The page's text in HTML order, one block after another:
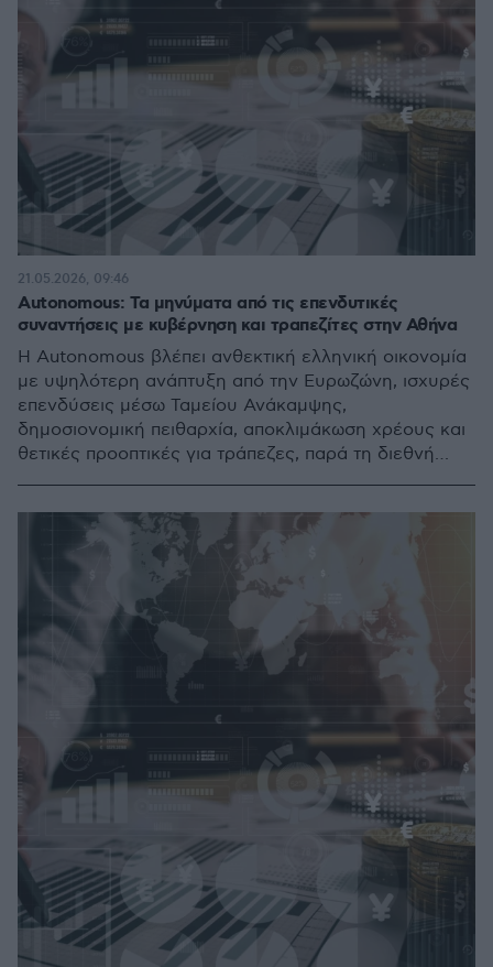
Autonomous: Τα μηνύματα από τις επενδυτικές
συναντήσεις με κυβέρνηση και τραπεζίτες στην Αθήνα
Η Autonomous βλέπει ανθεκτική ελληνική οικονομία
με υψηλότερη ανάπτυξη από την Ευρωζώνη, ισχυρές
επενδύσεις μέσω Ταμείου Ανάκαμψης,
δημοσιονομική πειθαρχία, αποκλιμάκωση χρέους και
θετικές προοπτικές για τράπεζες, παρά τη διεθνή
21.05.2026, 09:46